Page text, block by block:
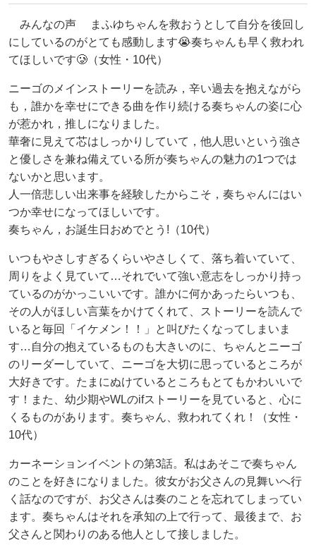
みんなの声 まふゆちゃんを救おうとして自分を後回し
にしているのがとても感動します😭奏ちゃんも早く救われ
てほしいです🥲（女性・10代）
ニーゴのメインストーリーを読み，辛い過去を抱えながら
も，誰かを幸せにできる曲を作り続ける奏ちゃんの姿に心
が惹かれ，推しになりました。
華奢に見えて芯はしっかりしていて，他人思いという強さ
と優しさを兼ね備えている所が奏ちゃんの魅力の1つでは
ないかと思います。
人一倍悲しい出来事を経験したからこそ，奏ちゃんにはい
つか幸せになってほしいです。
奏ちゃん，お誕生日おめでとう!（10代）
いつもやさしすぎるくらいやさしくて、落ち着いていて、
周りをよく見ていて…それでいて強い意志をしっかり持っ
ているのがかっこいいです。誰かに何かあったらいつも、
その人がほしい言葉をかけてくれて、ストーリーを読んで
いると毎回「イケメン！！」と叫びたくなってしまいま
す…自分の抱えているものも大きいのに、ちゃんとニーゴ
のリーダーしていて、ニーゴを大切に思っているところが
大好きです。たまにぬけているところもとてもかわいいで
す！また、幼少期やWLのifストーリーを見ていると、心に
くるものがあります。奏ちゃん、救われてくれ！（女性・
10代）
カーネーションイベントの第3話。私はあそこで奏ちゃん
のことを好きになりました。彼女がお父さんの見舞いへ行
く話なのですが、お父さんは奏のことを忘れてしまってい
ます。奏ちゃんはそれを承知の上で行って、最後まで、お
父さんと関わりのある他人として接しました。